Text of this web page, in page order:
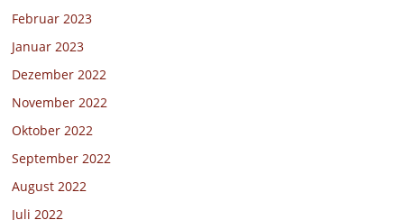
Februar 2023
Januar 2023
Dezember 2022
November 2022
Oktober 2022
September 2022
August 2022
Juli 2022